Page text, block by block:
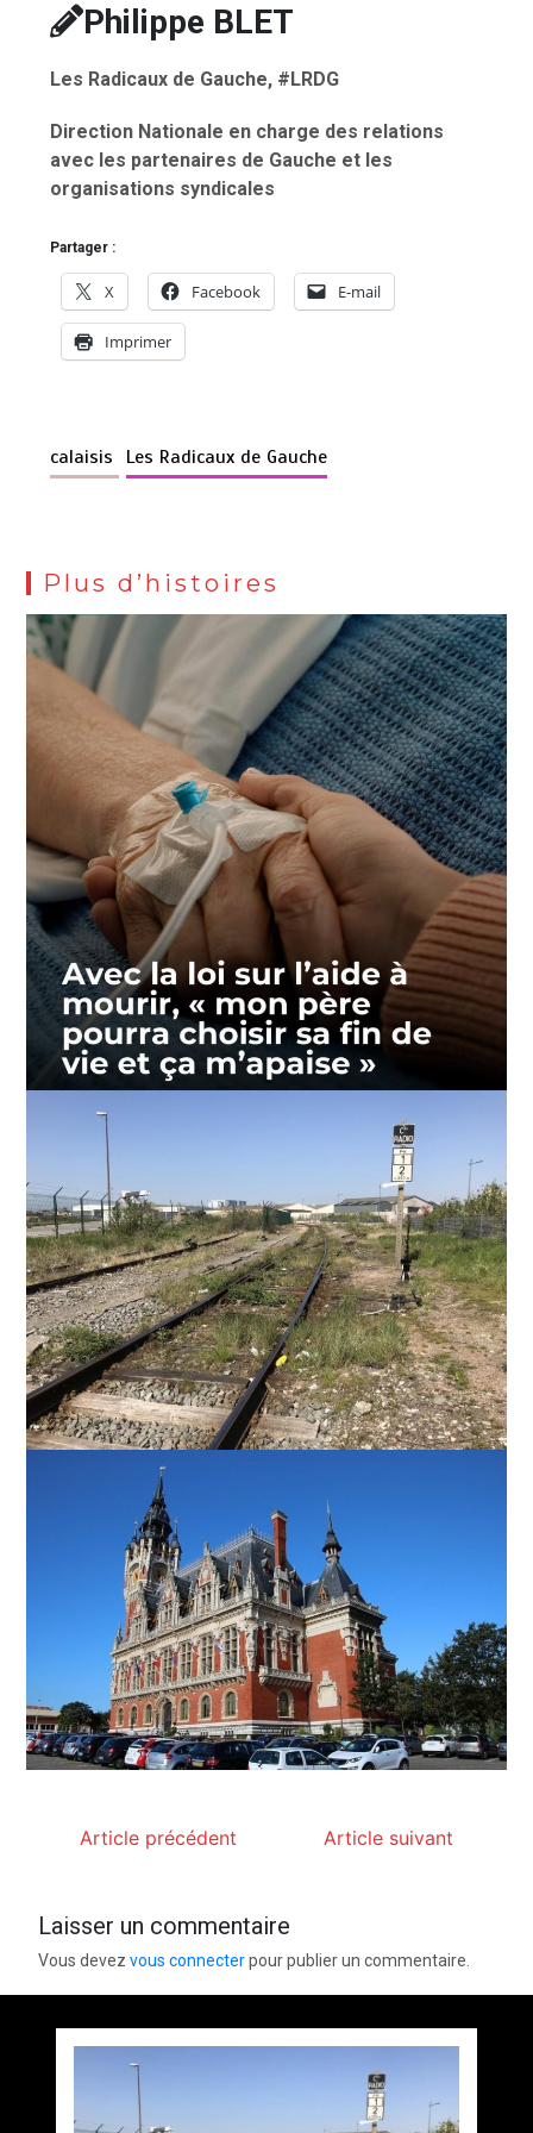
Philippe BLET
Les Radicaux de Gauche, #LRDG
Direction Nationale en charge des relations
avec les partenaires de Gauche et les
organisations syndicales
Partager :
X Facebook E-mail
Imprimer
calaisis Les Radicaux de Gauche
Plus d’histoires
Article précédent Article suivant
Laisser un commentaire
Vous devezvous connecterpour publier un commentaire.
Accès au bus et tri sélectif !!!